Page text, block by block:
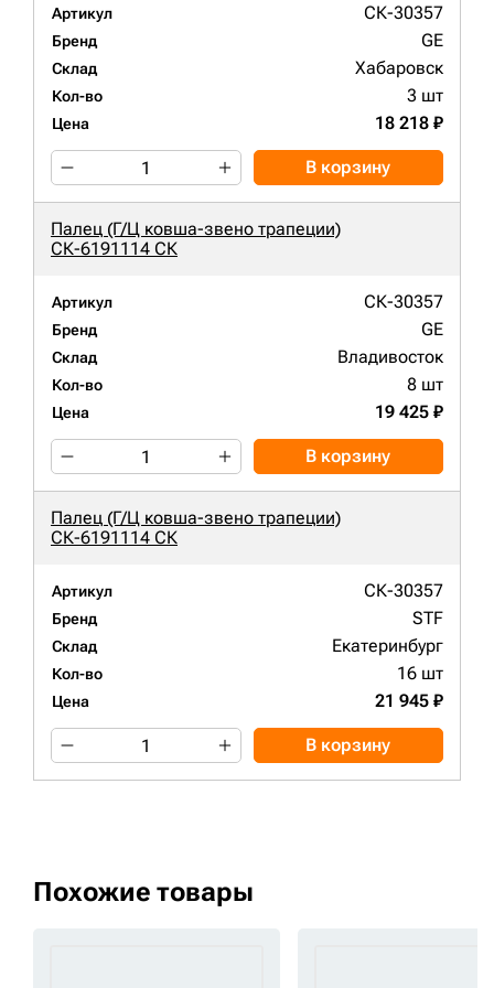
Артикул СК-30357
Бренд GE
Склад Хабаровск
Кол-во 3 шт
Цена 18 218 ₽
В корзину
Палец (Г/Ц ковша-звено трапеции)
СК-6191114 СК
Артикул СК-30357
Бренд GE
Склад Владивосток
Кол-во 8 шт
Цена 19 425 ₽
В корзину
Палец (Г/Ц ковша-звено трапеции)
СК-6191114 СК
Артикул СК-30357
Бренд STF
Склад Екатеринбург
Кол-во 16 шт
Цена 21 945 ₽
В корзину
Похожие товары